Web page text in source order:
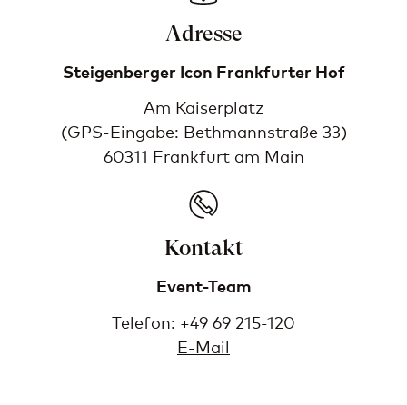
Adresse
Steigenberger Icon Frankfurter Hof
Am Kaiserplatz
(GPS-Eingabe: Bethmannstraße 33)
60311 Frankfurt am Main
Kontakt
Event-Team
Telefon: +49 69 215-120
E-Mail